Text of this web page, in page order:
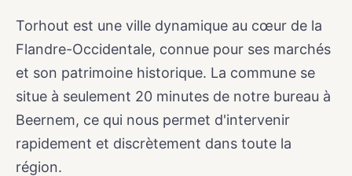
Torhout est une ville dynamique au cœur de la
Flandre-Occidentale, connue pour ses marchés
et son patrimoine historique. La commune se
situe à seulement 20 minutes de notre bureau à
Beernem, ce qui nous permet d'intervenir
rapidement et discrètement dans toute la
région.